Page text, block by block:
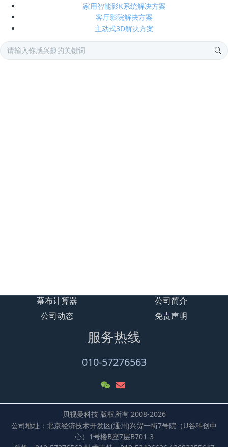
家用智能影K系统解决方案
客厅影院解决方案
主动式3D解决方案
幕布计算器
公司简介
公司动态
免责声明
服务热线
010-57276563
贝视曼科技 版权所有 2008-2026
公司地址：北京经济技术开发区(通州)兴贸一街7号院（U谷科创中
心）1号楼B座7层B701-3